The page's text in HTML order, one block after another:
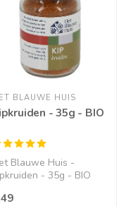
BLAUWE HUIS
- 35g - BIO
Blauwe Huis -
- 35g - BIO